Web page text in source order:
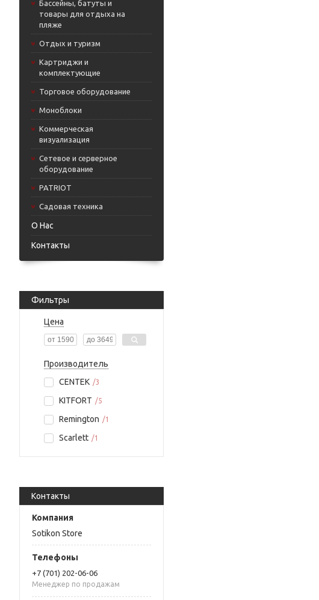
Бассейны, батуты и
товары для отдыха на
пляже
Отдых и туризм
Картриджи и
комплектующие
Торговое оборудование
Моноблоки
Коммерческая
визуализация
Сетевое и серверное
оборудование
PATRIOT
Садовая техника
О Нас
Контакты
Фильтры
Цена
Производитель
CENTEK
3
KITFORT 5
Remington 1
Scarlett 1
Контакты
Sotikon Store
+7 (701) 202-06-06
Менеджер по продажам